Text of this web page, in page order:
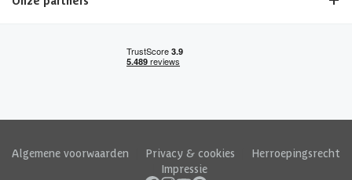
Algemene voorwaarden Privacy & cookies
Herroepingsrecht
Impressie